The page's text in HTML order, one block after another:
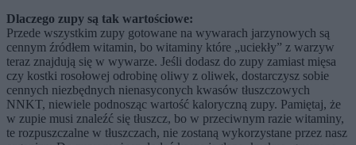
Dlaczego zupy są tak wartościowe:
Przede wszystkim zupy gotowane na wywarach jarzynowych są
cennym źródłem witamin, bo witaminy które „uciekły” z warzyw
teraz znajdują się w wywarze. Jeśli dodasz do zupy zamiast mięsa
czy kostki rosołowej odrobinę oliwy z oliwek, dostarczysz sobie
cennych niezbędnych nienasyconych kwasów tłuszczowych
NNKT, niewiele podnosząc wartość kaloryczną zupy. Pamiętaj, że
w zupie musi znaleźć się tłuszcz, bo w przeciwnym razie witaminy,
te rozpuszczalne w tłuszczach, nie zostaną wykorzystane przez nasz